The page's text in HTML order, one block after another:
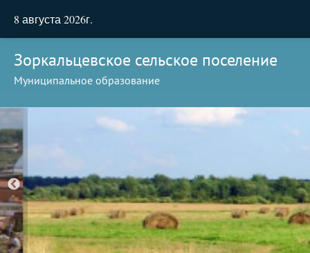
8 августа 2026г.
Зоркальцевское сельское поселение
Муниципальное образование